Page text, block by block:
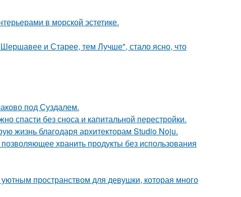
в морской эстетике.
Шершавее и Старее, тем Лучше", стало ясно, что
под Суздалем.
спасти без сноса и капитальной перестройки.
жизнь благодаря архитекторам Studio Noju.
хранить продукты без использования
пространством для девушки, которая много